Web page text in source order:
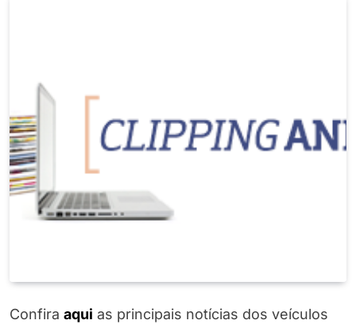
Confira aqui as principais notícias dos veículos